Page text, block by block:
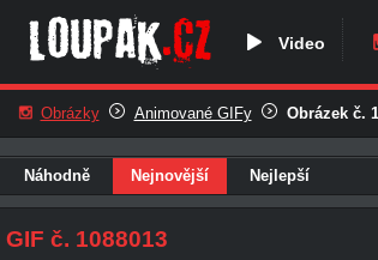
Video
Obrázky Animované GIFy Obrázek č.
Náhodně Nejnovější Nejlepší
GIF č. 1088013